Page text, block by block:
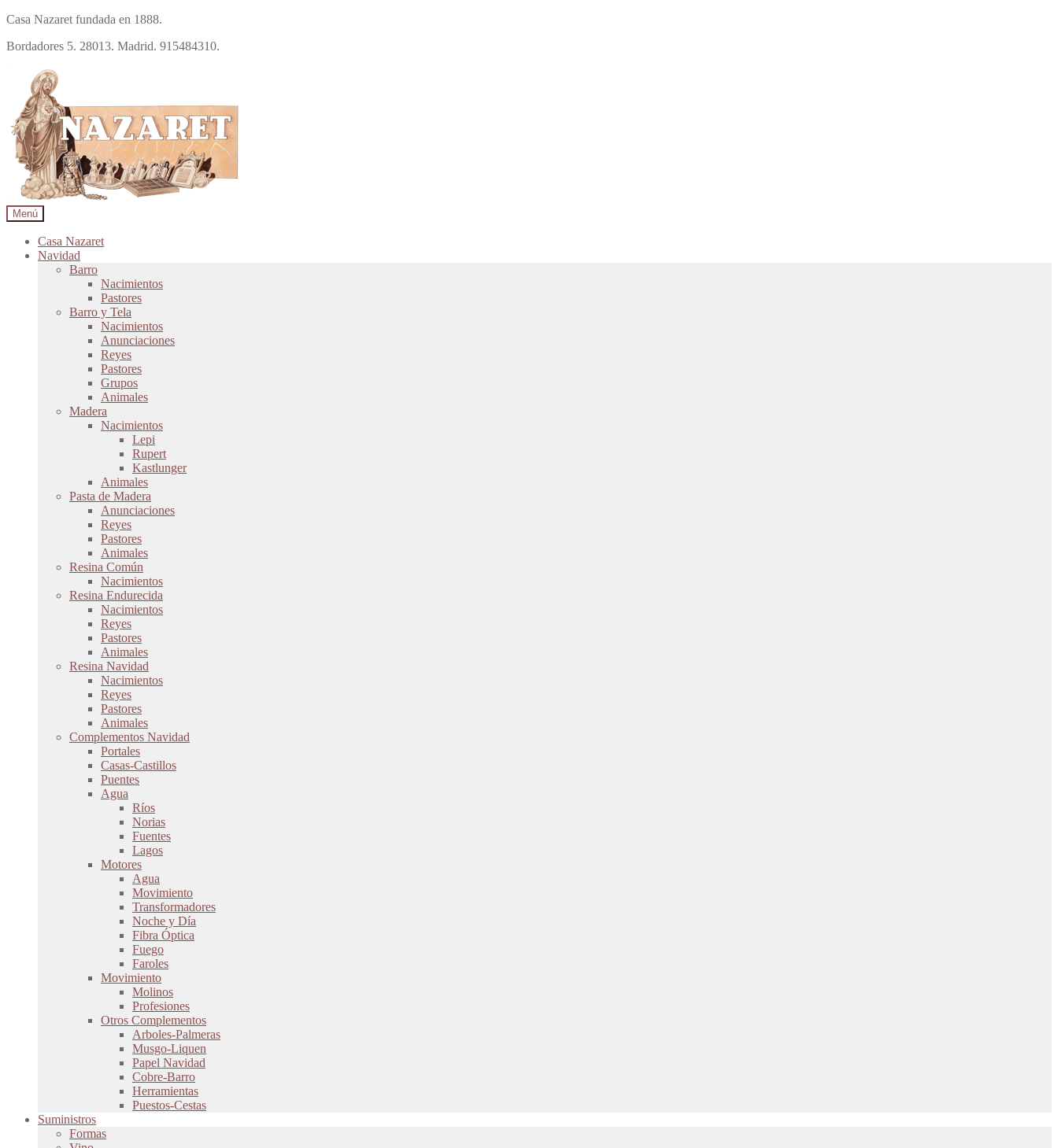
Casa Nazaret fundada en 1888.
Bordadores 5. 28013. Madrid. 915484310.
navegación
contenido
Menú
Casa Nazaret
Navidad
Barro
Nacimientos
Pastores
Barro y Tela
Nacimientos
Anunciaciones
Reyes
Pastores
Grupos
Animales
Madera
Nacimientos
Lepi
Rupert
Kastlunger
Animales
Pasta de Madera
Anunciaciones
Reyes
Pastores
Animales
Resina Común
Nacimientos
Resina Endurecida
Nacimientos
Reyes
Pastores
Animales
Resina Navidad
Nacimientos
Reyes
Pastores
Animales
Complementos Navidad
Portales
Casas-Castillos
Puentes
Agua
Ríos
Norias
Fuentes
Lagos
Motores
Agua
Movimiento
Transformadores
Noche y Día
Fibra Óptica
Fuego
Faroles
Movimiento
Molinos
Profesiones
Otros Complementos
Arboles-Palmeras
Musgo-Liquen
Papel Navidad
Cobre-Barro
Herramientas
Puestos-Cestas
Suministros
Formas